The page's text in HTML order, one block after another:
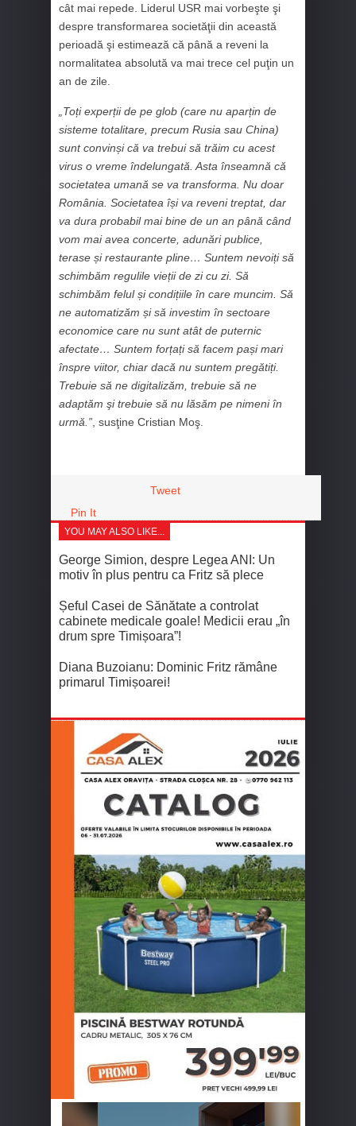
cât mai repede. Liderul USR mai vorbeşte şi
despre transformarea societăţii din această
perioadă şi estimează că până a reveni la
normalitatea absolută va mai trece cel puţin un
an de zile.
„Toți experții de pe glob (care nu aparțin de
sisteme totalitare, precum Rusia sau China)
sunt convinși că va trebui să trăim cu acest
virus o vreme îndelungată. Asta înseamnă că
societatea umană se va transforma. Nu doar
România. Societatea își va reveni treptat, dar
va dura probabil mai bine de un an până când
vom mai avea concerte, adunări publice,
terase și restaurante pline… Suntem nevoiți să
schimbăm regulile vieții de zi cu zi. Să
schimbăm felul și condițiile în care muncim. Să
ne automatizăm și să investim în sectoare
economice care nu sunt atât de puternic
afectate… Suntem forțați să facem pași mari
înspre viitor, chiar dacă nu suntem pregătiți.
Trebuie să ne digitalizăm, trebuie să ne
adaptăm şi trebuie să nu lăsăm pe nimeni în
urmă.” , susţine Cristian Moş.
Tweet
Pin It
YOU MAY ALSO LIKE...
George Simion, despre Legea ANI: Un
motiv în plus pentru ca Fritz să plece
Șeful Casei de Sănătate a controlat
cabinete medicale goale! Medicii erau „în
drum spre Timișoara”!
Diana Buzoianu: Dominic Fritz rămâne
primarul Timișoarei!